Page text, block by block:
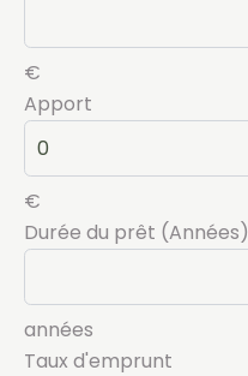
€
Apport
€
Durée du prêt (Années)
années
Taux d'emprunt